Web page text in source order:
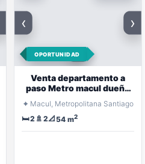
OPORTUNIDAD
‹ ›
Venta departamento a
paso Metro macul dueño
⌖ Macul, Metropolitana Santiago
🛏️2 🚿 2📐54 m2